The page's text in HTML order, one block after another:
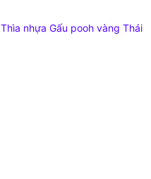
Thìa nhựa Gấu pooh vàng Thái